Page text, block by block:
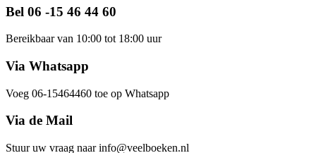
Bel 06 -15 46 44 60
Bereikbaar van 10:00 tot 18:00 uur
Via Whatsapp
Voeg 06-15464460 toe op Whatsapp
Via de Mail
Stuur uw vraag naar info@veelboeken.nl